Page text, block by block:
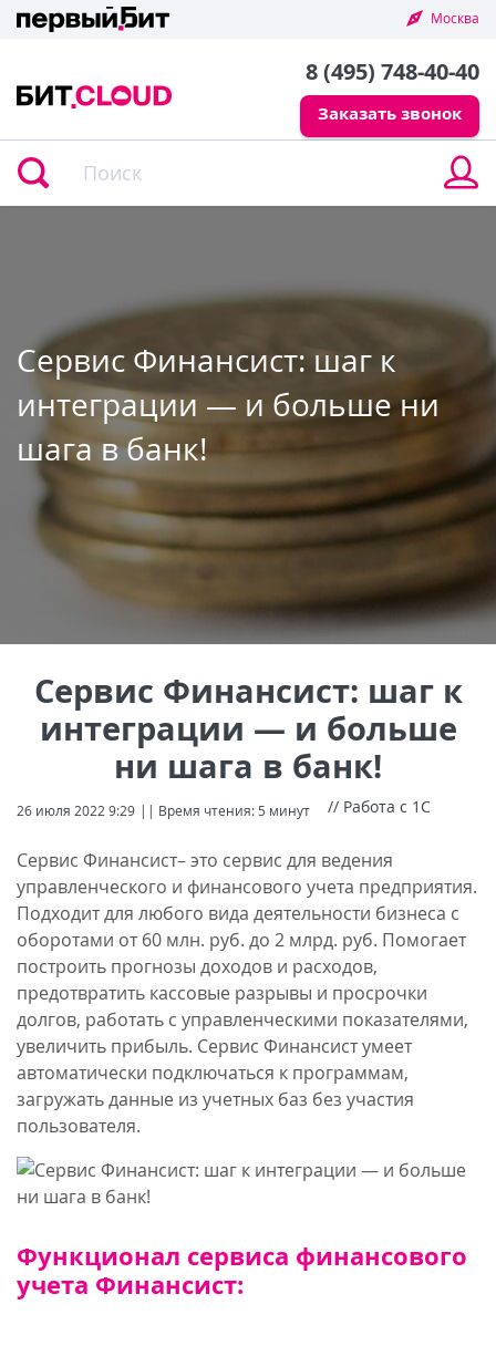
Москва
8 (495) 748-40-40
Заказать звонок
Сервис Финансист: шаг к
интеграции — и больше ни
шага в банк!
Сервис Финансист: шаг к
интеграции — и больше
ни шага в банк!
26 июля 2022 9:29 || Время чтения: 5 минут // Работа с 1С
Сервис Финансист– это сервис для ведения
управленческого и финансового учета предприятия.
Подходит для любого вида деятельности бизнеса с
оборотами от 60 млн. руб. до 2 млрд. руб. Помогает
построить прогнозы доходов и расходов,
предотвратить кассовые разрывы и просрочки
долгов, работать с управленческими показателями,
увеличить прибыль. Сервис Финансист умеет
автоматически подключаться к программам,
загружать данные из учетных баз без участия
пользователя.
Функционал сервиса финансового
учета Финансист: